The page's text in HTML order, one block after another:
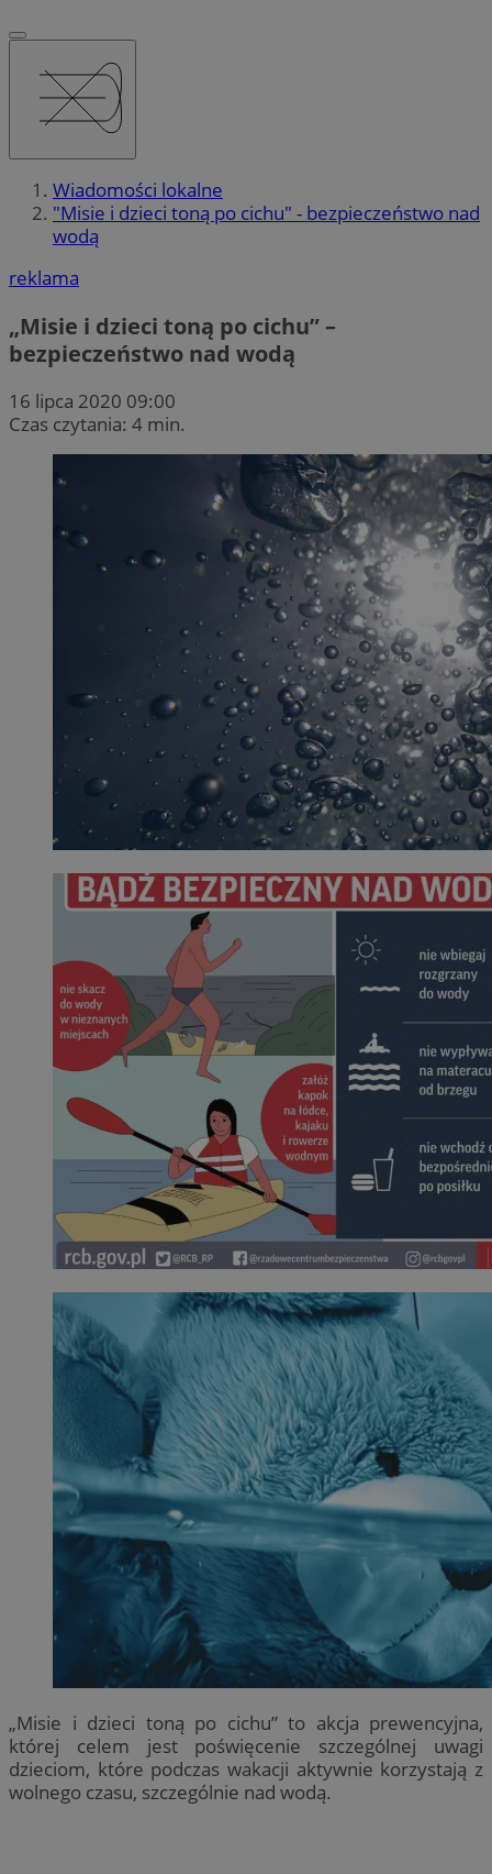
Wiadomości lokalne
"Misie i dzieci toną po cichu" - bezpieczeństwo nad
wodą
reklama
„Misie i dzieci toną po cichu” –
bezpieczeństwo nad wodą
16 lipca 2020 09:00
Czas czytania: 4 min.
„Misie i dzieci toną po cichu” to akcja prewencyjna,
której celem jest poświęcenie szczególnej uwagi
dzieciom, które podczas wakacji aktywnie korzystają z
wolnego czasu, szczególnie nad wodą.